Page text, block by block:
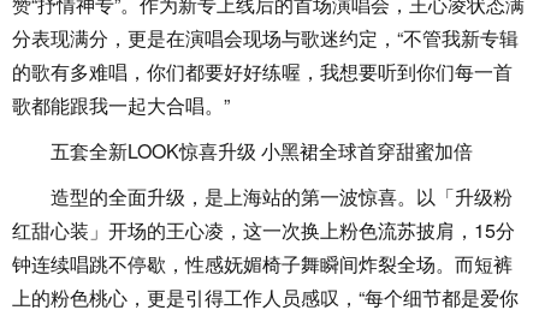
分表现满分，更是在演唱会现场与歌迷约定，“不管我新专辑
的歌有多难唱，你们都要好好练喔，我想要听到你们每一首
歌都能跟我一起大合唱。”
五套全新LOOK惊喜升级 小黑裙全球首穿甜蜜加倍
造型的全面升级，是上海站的第一波惊喜。以「升级粉
红甜心装」开场的王心凌，这一次换上粉色流苏披肩，15分
钟连续唱跳不停歇，性感妩媚椅子舞瞬间炸裂全场。而短裤
上的粉色桃心，更是引得工作人员感叹，“每个细节都是爱你